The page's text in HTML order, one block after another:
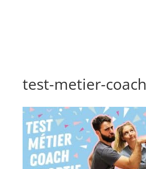
test-metier-coach